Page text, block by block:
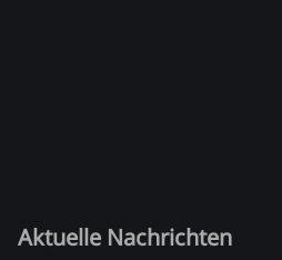
Aktuelle Nachrichten